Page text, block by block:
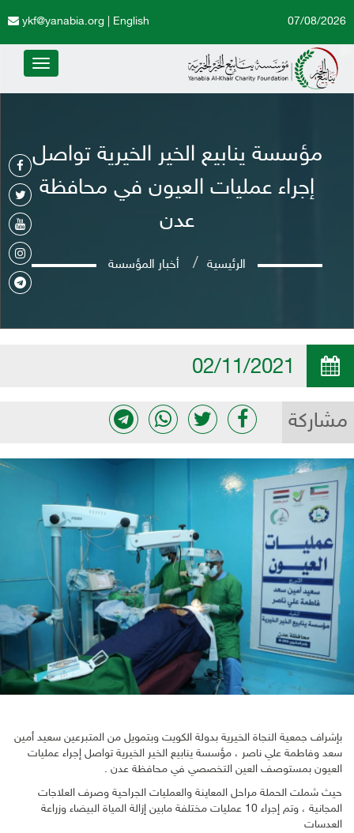
English
ykf@yanabia.org 07/08/2026
Toggle
مؤسسة ينابيع الخير الخيرية تواصل
إجراء عمليات العيون في محافظة
عدن
الرئيسية أخبار المؤسسة
مشاركة
بإشراف جمعية النجاة الخيرية بدولة الكويت وبتمويل من المتبرعين سعيد أمين
سعد وفاطمة علي ناصر ، مؤسسة ينابيع الخير الخيرية تواصل إجراء عمليات
العيون بمستوصف العين التخصصي في محافظة عدن .
حيث شملت الحملة مراحل المعاينة والعمليات الجراحية وصرف العلاجات
المجانية ، وتم إجراء 10 عمليات مختلفة مابين إزالة المياة البيضاء وزراعة
العدسات